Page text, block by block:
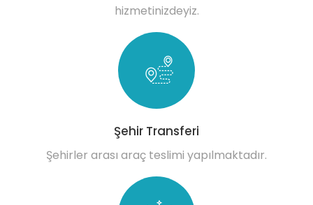
hizmetinizdeyiz.
Şehir Transferi
Şehirler arası araç teslimi yapılmaktadır.